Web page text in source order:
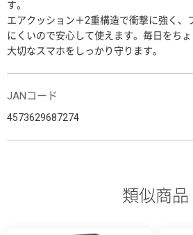
す。
エアクッション＋2重構造で衝撃に強く、
にくいので安心して使えます。毎日をちょ
大切なスマホをしっかり守ります。
JANコード
4573629687274
類似商品